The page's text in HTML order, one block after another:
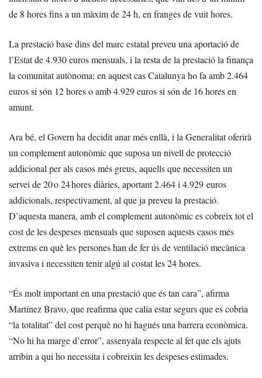
de 8 hores fins a un màxim de 24 h, en franges de vuit hores.
La prestació base dins del marc estatal preveu una aportació de
l’Estat de 4.930 euros mensuals, i la resta de la prestació la finança
la comunitat autònoma; en aquest cas Catalunya ho fa amb 2.464
euros si són 12 hores o amb 4.929 euros si són de 16 hores en
amunt.
Ara bé, el Govern ha decidit anar més enllà, i la Generalitat oferirà
un complement autonòmic que suposa un nivell de protecció
addicional per als casos més greus, aquells que necessiten un
servei de 20 o 24 hores diàries, aportant 2.464 i 4.929 euros
addicionals, respectivament, al que ja preveu la prestació.
D’aquesta manera, amb el complement autonòmic es cobreix tot el
cost de les despeses mensuals que suposen aquests casos més
extrems en què les persones han de fer ús de ventilació mecànica
invasiva i necessiten tenir algú al costat les 24 hores.
“És molt important en una prestació que és tan cara”, afirma
Martínez Bravo, que reafirma que calia estar segurs que es cobria
“la totalitat” del cost perquè no hi hagués una barrera econòmica.
“No hi ha marge d’error”, assenyala respecte al fet que els ajuts
arribin a qui ho necessita i cobreixin les despeses estimades.